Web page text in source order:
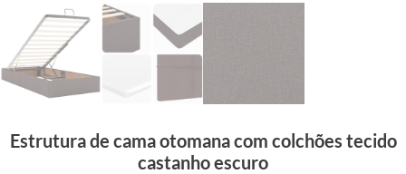
Estrutura de cama otomana com colchões tecido
castanho escuro